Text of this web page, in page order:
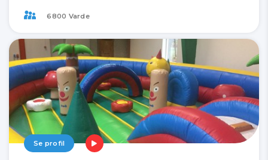
6800 Varde
Se profil